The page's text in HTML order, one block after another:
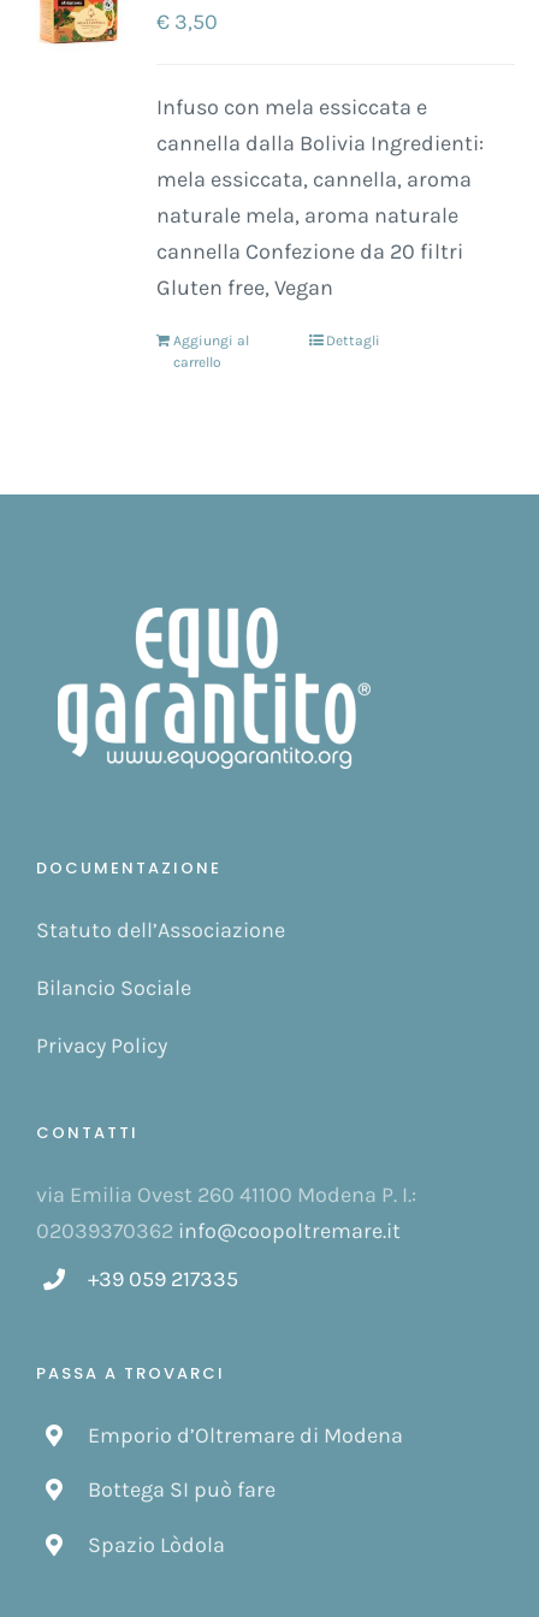
€ 3,50
Infuso con mela essiccata e
cannella dalla Bolivia Ingredienti:
mela essiccata, cannella, aroma
naturale mela, aroma naturale
cannella Confezione da 20 filtri
Gluten free, Vegan
Aggiungi al
carrello
Dettagli
DOCUMENTAZIONE
Statuto dell’Associazione
Bilancio Sociale
Privacy Policy
CONTATTI
via Emilia Ovest 260 41100 Modena P. I.:
02039370362 info@coopoltremare.it
+39 059 217335
PASSA A TROVARCI
Emporio d’Oltremare di Modena
Bottega SI può fare
Spazio Lòdola